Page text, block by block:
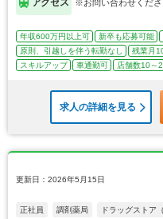
※お問い合わせくだ
年収600万円以上可 新卒も応募可能
原則、引越しを伴う転勤なし
残業月
スキルアップ
車通勤可 店舗数10～
求人の詳細を見る
更新日：2026年5月15日
正社員 調剤薬局 ドラッグストア